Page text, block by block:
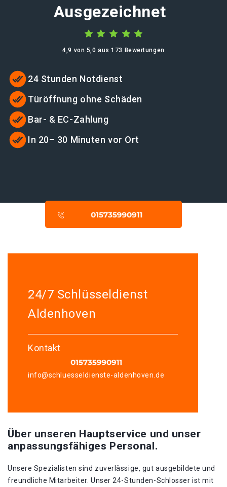
Ausgezeichnet
4,9 von 5,0 aus 173 Bewertungen
24 Stunden Notdienst
Türöffnung ohne Schäden
Bar- & EC-Zahlung
In 20– 30 Minuten vor Ort
24/7 Schlüsseldienst
Aldenhoven
Kontakt
info@schluesseldienste-aldenhoven.de
Über unseren Hauptservice und unser
anpassungsfähiges Personal.
Unsere Spezialisten sind zuverlässige, gut ausgebildete und
freundliche Mitarbeiter. Unser 24-Stunden-Schlosser ist mit